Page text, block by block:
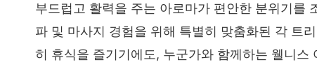
부드럽고 활력을 주는 아로마가 편안한 분위기를
파 및 마사지 경험을 위해 특별히 맞춤화된 각 트
히 휴식을 즐기기에도, 누군가와 함께하는 웰니스